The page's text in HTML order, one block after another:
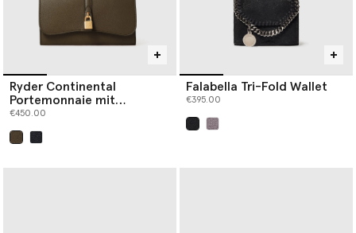
Ryder Continental
Portemonnaie mit
Umschlag
€450.00
Falabella Tri-Fold Wallet
€395.00